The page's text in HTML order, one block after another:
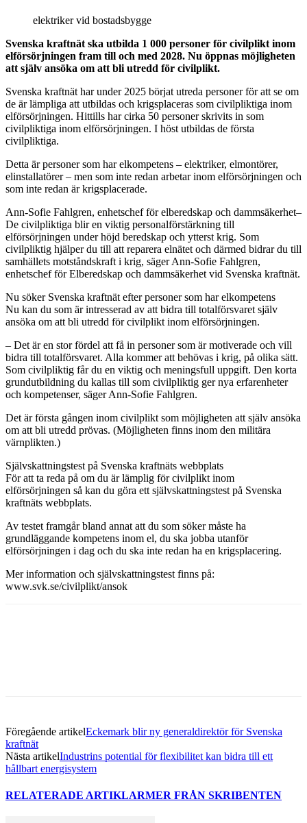
elektriker vid bostadsbygge
Svenska kraftnät ska utbilda 1 000 personer för civilplikt inom
elförsörjningen fram till och med 2028. Nu öppnas möjligheten
att själv ansöka om att bli utredd för civilplikt.
Svenska kraftnät har under 2025 börjat utreda personer för att se om
de är lämpliga att utbildas och krigsplaceras som civilpliktiga inom
elförsörjningen. Hittills har cirka 50 personer skrivits in som
civilpliktiga inom elförsörjningen. I höst utbildas de första
civilpliktiga.
Detta är personer som har elkompetens – elektriker, elmontörer,
elinstallatörer – men som inte redan arbetar inom elförsörjningen och
som inte redan är krigsplacerade.
Ann-Sofie Fahlgren, enhetschef för elberedskap och dammsäkerhet–
De civilpliktiga blir en viktig personalförstärkning till
elförsörjningen under höjd beredskap och ytterst krig. Som
civilpliktig hjälper du till att reparera elnätet och därmed bidrar du till
samhällets motståndskraft i krig, säger Ann-Sofie Fahlgren,
enhetschef för Elberedskap och dammsäkerhet vid Svenska kraftnät.
Nu söker Svenska kraftnät efter personer som har elkompetens
Nu kan du som är intresserad av att bidra till totalförsvaret själv
ansöka om att bli utredd för civilplikt inom elförsörjningen.
– Det är en stor fördel att få in personer som är motiverade och vill
bidra till totalförsvaret. Alla kommer att behövas i krig, på olika sätt.
Som civilpliktig får du en viktig och meningsfull uppgift. Den korta
grundutbildning du kallas till som civilpliktig ger nya erfarenheter
och kompetenser, säger Ann-Sofie Fahlgren.
Det är första gången inom civilplikt som möjligheten att själv ansöka
om att bli utredd prövas. (Möjligheten finns inom den militära
värnplikten.)
Självskattningstest på Svenska kraftnäts webbplats
För att ta reda på om du är lämplig för civilplikt inom
elförsörjningen så kan du göra ett självskattningstest på Svenska
kraftnäts webbplats.
Av testet framgår bland annat att du som söker måste ha
grundläggande kompetens inom el, du ska jobba utanför
elförsörjningen i dag och du ska inte redan ha en krigsplacering.
Mer information och självskattningstest finns på:
www.svk.se/civilplikt/ansok
Föregående artikelEckemark blir ny generaldirektör för Svenska
kraftnät
Nästa artikelIndustrins potential för flexibilitet kan bidra till ett
hållbart energisystem
RELATERADE ARTIKLARMER FRÅN SKRIBENTEN